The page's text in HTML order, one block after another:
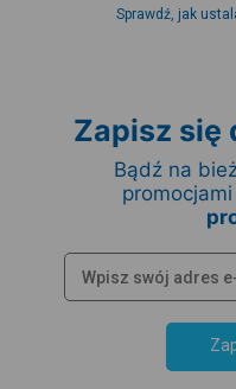
Sprawdź, jak
Zapisz się
Bądź na